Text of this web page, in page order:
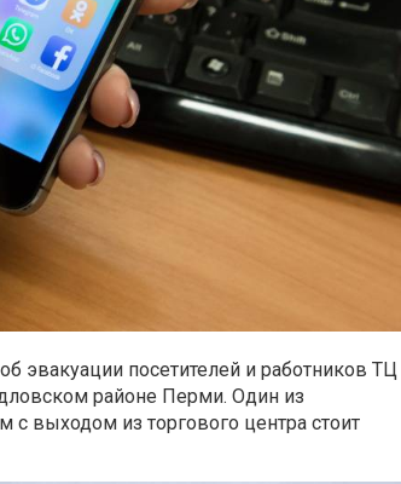
эвакуации посетителей и работников ТЦ
районе Перми. Один из
с выходом из торгового центра стоит